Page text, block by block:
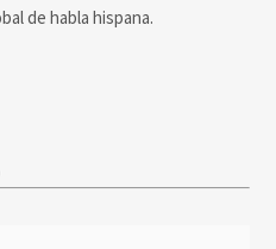
de habla hispana.